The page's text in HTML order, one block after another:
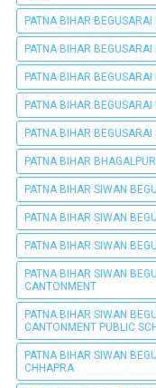
PATNA BIHAR
PATNA BIHAR
PATNA BIHAR
PATNA BIHAR
PATNA BIHAR
PATNA BIHAR
PATNA BIHAR SIWAN
PATNA BIHAR SIWAN
PATNA BIHAR SIWAN
PATNA BIHAR SIWAN
CANTONMENT
PATNA BIHAR SIWAN
CANTONMENT PUBLIC
PATNA BIHAR SIWAN
CHHAPRA